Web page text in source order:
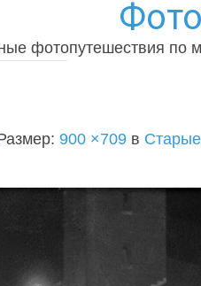
фотопутешествия по
900 ×709 в